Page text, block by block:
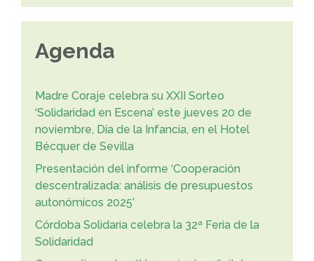
Agenda
Madre Coraje celebra su XXII Sorteo
‘Solidaridad en Escena’ este jueves 20 de
noviembre, Día de la Infancia, en el Hotel
Bécquer de Sevilla
Presentación del informe ‘Cooperación
descentralizada: análisis de presupuestos
autonómicos 2025’
Córdoba Solidaria celebra la 32ª Feria de la
Solidaridad